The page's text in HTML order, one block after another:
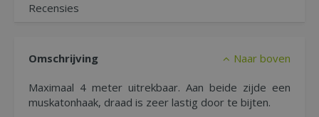
Recensies
Omschrijving Naar boven
Maximaal 4 meter uitrekbaar. Aan beide zijde een
muskatonhaak, draad is zeer lastig door te bijten.